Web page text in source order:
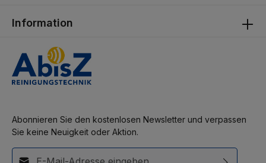
Abonnieren Sie den kostenlosen Newsletter und verpassen
Sie keine Neuigkeit oder Aktion.
E-Mail-Adresse*
Information